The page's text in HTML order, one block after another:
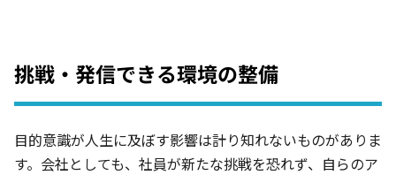
挑戦・発信できる環境の整備
目的意識が人生に及ぼす影響は計り知れないものがありま
す。会社としても、社員が新たな挑戦を恐れず、自らのア